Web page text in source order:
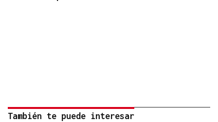
También te puede interesar